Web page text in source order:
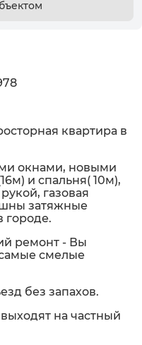
квартира в
окнами, новыми
и спальня( 10м),
газовая
затяжные
городе.
ремонт - Вы
смелые
без запахов.
на частный